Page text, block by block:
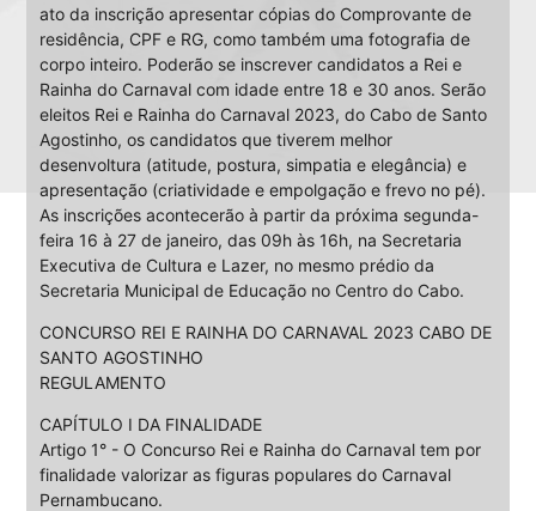
ato da inscrição apresentar cópias do Comprovante de
residência, CPF e RG, como também uma fotografia de
corpo inteiro. Poderão se inscrever candidatos a Rei e
Rainha do Carnaval com idade entre 18 e 30 anos. Serão
eleitos Rei e Rainha do Carnaval 2023, do Cabo de Santo
Agostinho, os candidatos que tiverem melhor
desenvoltura (atitude, postura, simpatia e elegância) e
apresentação (criatividade e empolgação e frevo no pé).
As inscrições acontecerão à partir da próxima segunda-
feira 16 à 27 de janeiro, das 09h às 16h, na Secretaria
Executiva de Cultura e Lazer, no mesmo prédio da
Secretaria Municipal de Educação no Centro do Cabo.
CONCURSO REI E RAINHA DO CARNAVAL 2023 CABO DE
SANTO AGOSTINHO
REGULAMENTO
CAPÍTULO I DA FINALIDADE
Artigo 1° - O Concurso Rei e Rainha do Carnaval tem por
finalidade valorizar as figuras populares do Carnaval
Pernambucano.